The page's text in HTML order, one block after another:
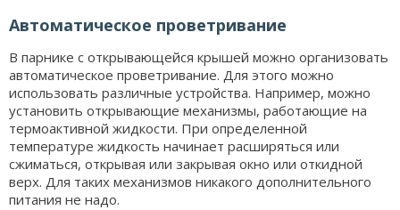
Автоматическое проветривание
В парнике с открывающейся крышей можно организовать
автоматическое проветривание. Для этого можно
использовать различные устройства. Например, можно
установить открывающие механизмы, работающие на
термоактивной жидкости. При определенной
температуре жидкость начинает расширяться или
сжиматься, открывая или закрывая окно или откидной
верх. Для таких механизмов никакого дополнительного
питания не надо.